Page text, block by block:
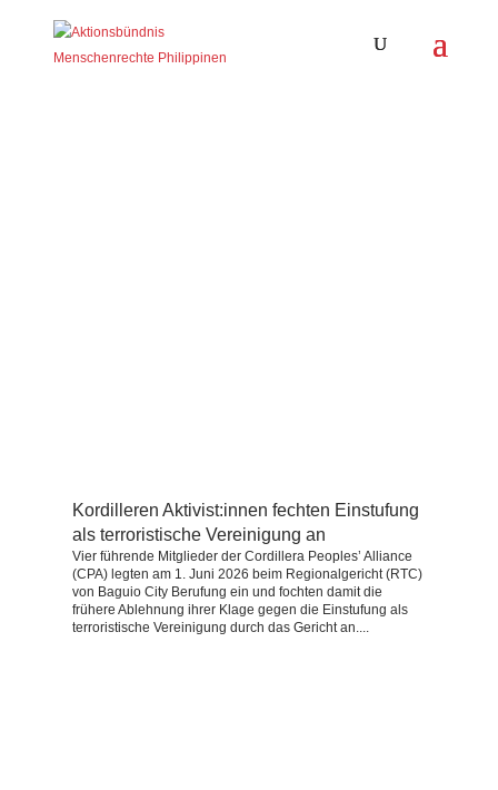
Kordilleren Aktivist:innen fechten Einstufung
als terroristische Vereinigung an
Vier führende Mitglieder der Cordillera Peoples’ Alliance
(CPA) legten am 1. Juni 2026 beim Regionalgericht (RTC)
von Baguio City Berufung ein und fochten damit die
frühere Ablehnung ihrer Klage gegen die Einstufung als
terroristische Vereinigung durch das Gericht an....